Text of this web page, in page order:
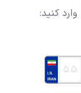
کنید: